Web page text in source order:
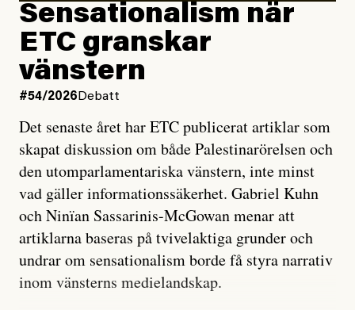
Sensationalism när
ETC granskar
vänstern
#54/2026 Debatt
Det senaste året har ETC publicerat artiklar som
skapat diskussion om både Palestinarörelsen och
den utomparlamentariska vänstern, inte minst
vad gäller informationssäkerhet. Gabriel Kuhn
och Ninïan Sassarinis-McGowan menar att
artiklarna baseras på tvivelaktiga grunder och
undrar om sensationalism borde få styra narrativ
inom vänsterns medielandskap.